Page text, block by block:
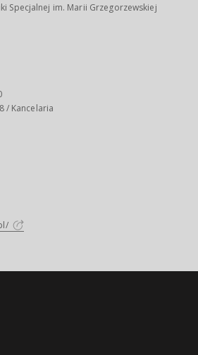
Specjalnej im. Marii Grzegorzewskiej
/ Kancelaria